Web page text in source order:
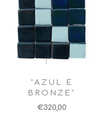
"AZUL E
BRONZE"
€320,00